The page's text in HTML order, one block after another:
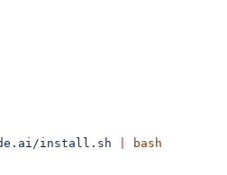
install.sh bash